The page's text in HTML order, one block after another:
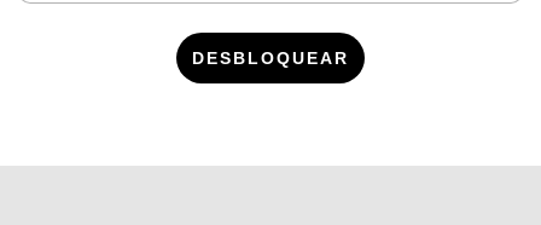
DESBLOQUEAR